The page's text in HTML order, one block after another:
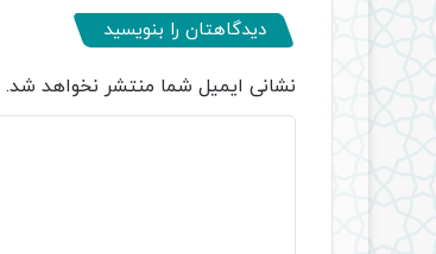
دیدگاهتان را بنویسید
نشانی ایمیل شما منتشر نخواهد شد.